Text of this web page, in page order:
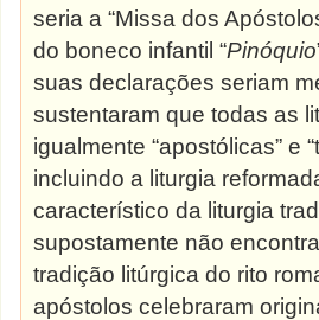
seria a “Missa dos
do boneco infantil “Pinóquio
suas declarações seriam
sustentaram que todas as
igualmente “apostólicas” e
incluindo a liturgia
característico da liturgia
supostamente não
tradição litúrgica do rito
apóstolos celebraram